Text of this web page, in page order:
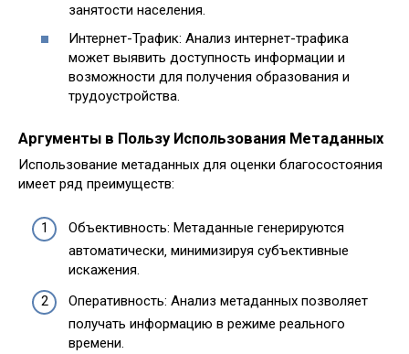
занятости населения.
Интернет-Трафик: Анализ интернет-трафика
может выявить доступность информации и
возможности для получения образования и
трудоустройства.
Аргументы в Пользу Использования Метаданных
Использование метаданных для оценки благосостояния
имеет ряд преимуществ:
Объективность: Метаданные генерируются
автоматически‚ минимизируя субъективные
искажения.
Оперативность: Анализ метаданных позволяет
получать информацию в режиме реального
времени.